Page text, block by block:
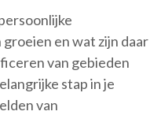
en wat zijn daar
van gebieden
stap in je
van